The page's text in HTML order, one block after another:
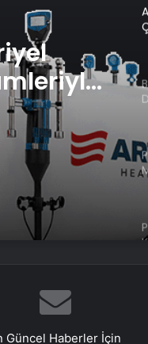
Güncel Haberler İçin